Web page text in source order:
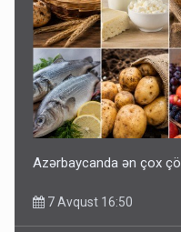
Azərbaycanda ən çox
7 Avqust 16:50